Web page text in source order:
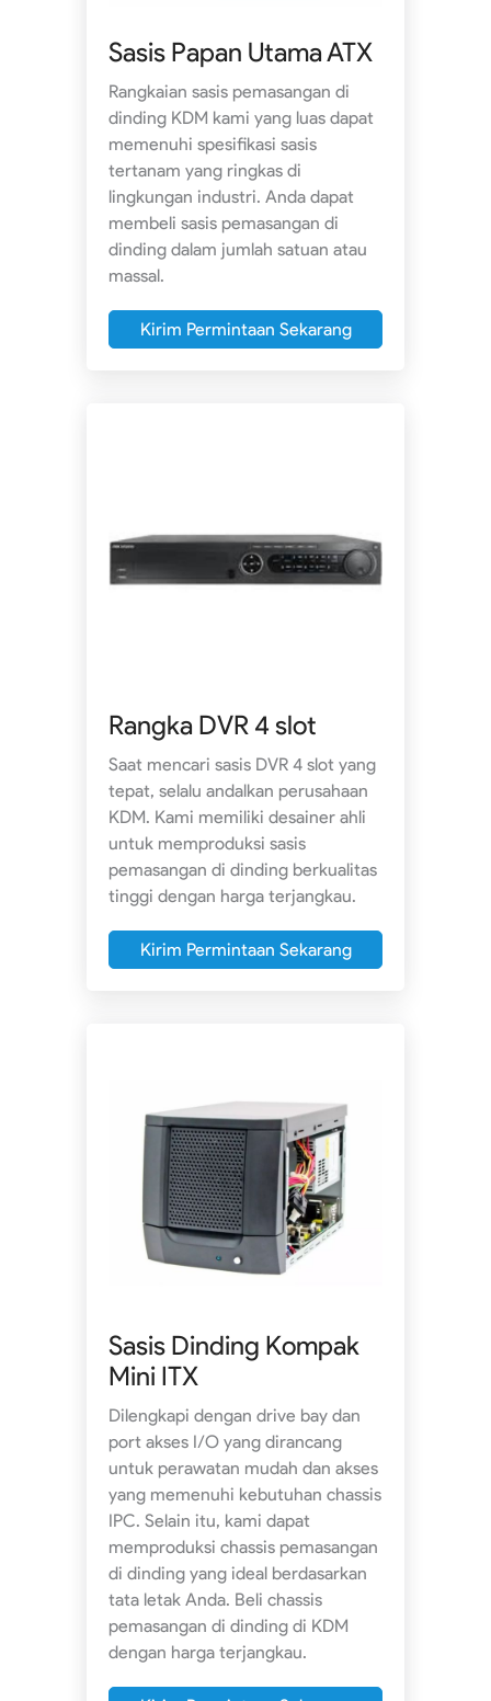
Sasis Papan Utama ATX
Rangkaian sasis pemasangan di
dinding KDM kami yang luas dapat
memenuhi spesifikasi sasis
tertanam yang ringkas di
lingkungan industri. Anda dapat
membeli sasis pemasangan di
dinding dalam jumlah satuan atau
massal.
Kirim Permintaan Sekarang
Rangka DVR 4 slot
Saat mencari sasis DVR 4 slot yang
tepat, selalu andalkan perusahaan
KDM. Kami memiliki desainer ahli
untuk memproduksi sasis
pemasangan di dinding berkualitas
tinggi dengan harga terjangkau.
Kirim Permintaan Sekarang
Sasis Dinding Kompak
Mini ITX
Dilengkapi dengan drive bay dan
port akses I/O yang dirancang
untuk perawatan mudah dan akses
yang memenuhi kebutuhan chassis
IPC. Selain itu, kami dapat
memproduksi chassis pemasangan
di dinding yang ideal berdasarkan
tata letak Anda. Beli chassis
pemasangan di dinding di KDM
dengan harga terjangkau.